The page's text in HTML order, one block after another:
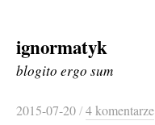
Skip
to
ignormatyk
blogito ergo sum
2015-07-20/4 komentarze